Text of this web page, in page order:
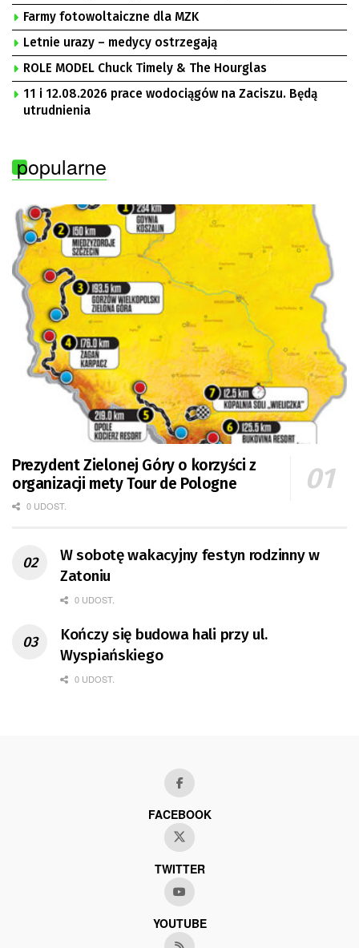
Uniwersyteckim w Zielonej Górze, Bogusław
Motowidełko, przewodniczący Zarządu Regionu NSZZ
„Solidarność” Zielona Góra
Farmy fotowoltaiczne dla MZK
Letnie urazy – medycy ostrzegają
ROLE MODEL Chuck Timely & The Hourglas
11 i 12.08.2026 prace wodociągów na Zaciszu. Będą
utrudnienia
popularne
Prezydent Zielonej Góry o korzyści z
organizacji mety Tour de Pologne
0 UDOST.
W sobotę wakacyjny festyn rodzinny w
Zatoniu
0 UDOST.
Kończy się budowa hali przy ul.
Wyspiańskiego
0 UDOST.
FACEBOOK
TWITTER
YOUTUBE